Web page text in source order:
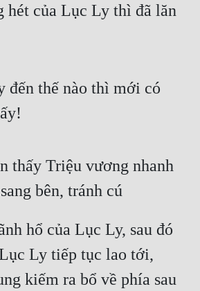
hét của Lục Ly thì đã lăn
đến thế nào thì mới có
thấy Triệu vương nhanh
bên, tránh cú
hổ của Lục Ly, sau đó
Ly tiếp tục lao tới,
kiếm ra bổ về phía sau